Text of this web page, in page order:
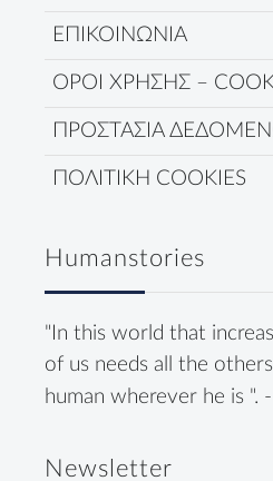
ΕΠΙΚΟΙΝΩΝΙΑ
ΟΡΟΙ ΧΡΗΣΗΣ –
ΠΡΟΣΤΑΣΙΑ
ΠΟΛΙΤΙΚΗ COOKIES
Humanstories
"In this world that
of us needs all the
human wherever he is ". -
Newsletter